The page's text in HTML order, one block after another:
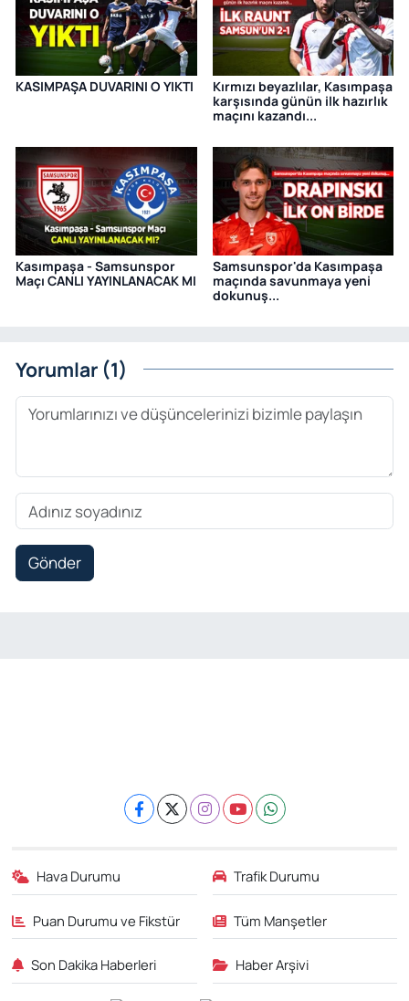
KASIMPAŞA DUVARINI O YIKTI
Kırmızı beyazlılar, Kasımpaşa
karşısında günün ilk hazırlık
maçını kazandı...
Kasımpaşa - Samsunspor
Maçı CANLI YAYINLANACAK MI
Samsunspor'da Kasımpaşa
maçında savunmaya yeni
dokunuş...
Yorumlar (1)
Gönder
Hava Durumu Trafik Durumu
Puan Durumu ve Fikstür Tüm Manşetler
Son Dakika Haberleri Haber Arşivi